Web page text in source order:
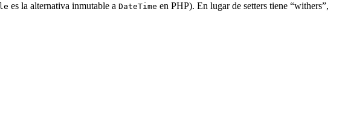
es la alternativa inmutable a DateTime en PHP). En lugar de setters tiene “withers”,